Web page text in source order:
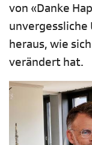
von «Danke
heraus, wie
verändert hat.